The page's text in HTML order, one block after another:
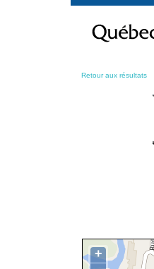
contenu
Retour aux résultats
+